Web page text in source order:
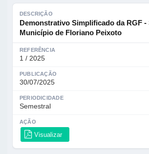
DESCRIÇÃO
Demonstrativo Simplificado da RGF -
Município de Floriano Peixoto
REFERÊNCIA
1 / 2025
PUBLICAÇÃO
30/07/2025
PERIODICIDADE
Semestral
AÇÃO
Visualizar